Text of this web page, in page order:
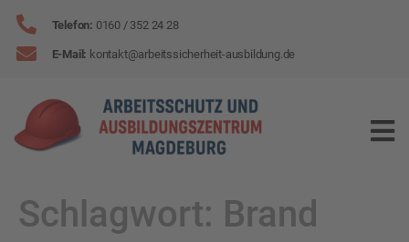
Telefon: 0160 / 352 24 28
E-Mail: kontakt@arbeitssicherheit-ausbildung.de
Schlagwort: Brand